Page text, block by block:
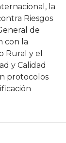
la
Riesgos
de
con la
Rural y el
y Calidad
protocolos